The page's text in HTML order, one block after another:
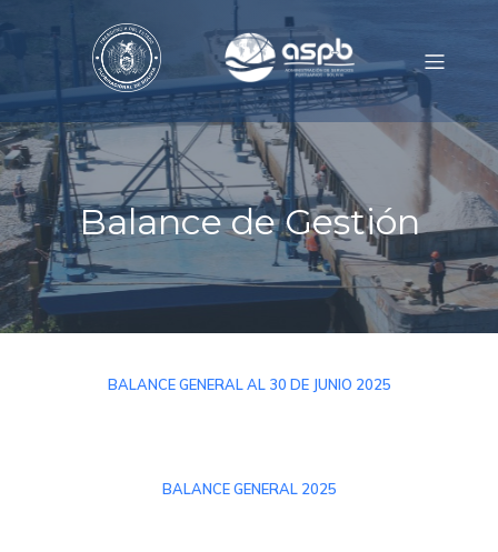
Balance de Gestión
BALANCE GENERAL AL 30 DE JUNIO 2025
BALANCE GENERAL 2025